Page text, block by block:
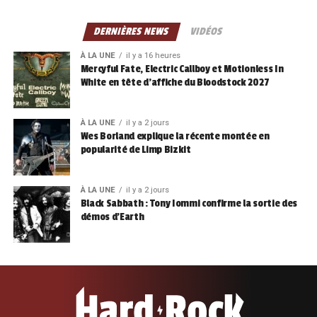
DERNIÈRES NEWS VIDÉOS
À LA UNE il y a 16 heures
Mercyful Fate, Electric Callboy et Motionless In
White en tête d’affiche du Bloodstock 2027
À LA UNE il y a 2 jours
Wes Borland explique la récente montée en
popularité de Limp Bizkit
À LA UNE il y a 2 jours
Black Sabbath : Tony Iommi confirme la sortie des
démos d’Earth